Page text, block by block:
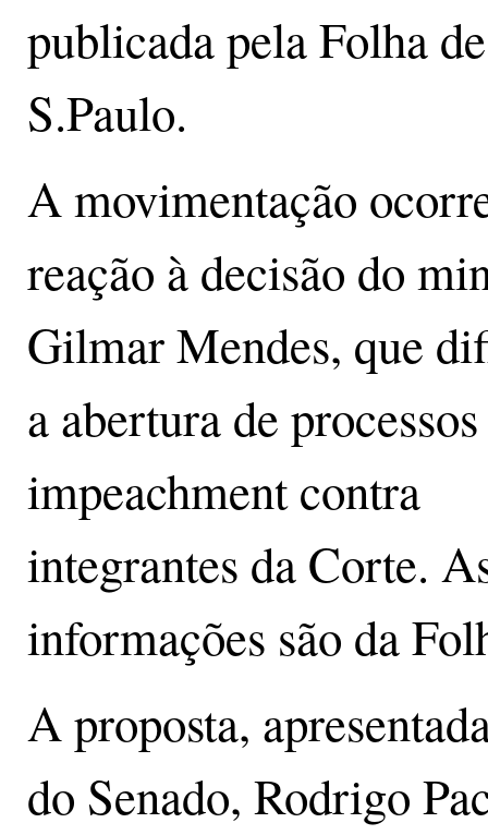
publicada pela Folha de
S.Paulo.
A movimentação
reação à decisão do
Gilmar Mendes, que
a abertura de
impeachment contra
integrantes da Corte.
informações são da
A proposta,
do Senado, Rodrigo